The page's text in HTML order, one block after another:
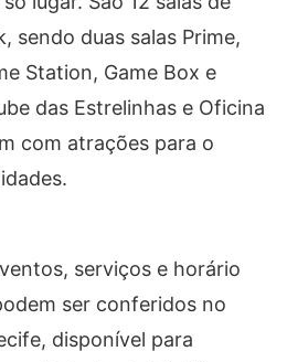
sendo duas salas Prime,
Station, Game Box e
das Estrelinhas e Oficina
com atrações para o
serviços e horário
ser conferidos no
disponível para